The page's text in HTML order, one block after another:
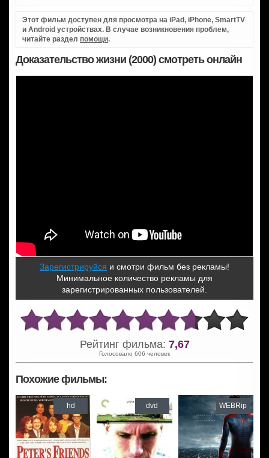
Этот фильм доступен для просмотра на iPad, iPhone, SmartTV
и Android устройствах. В случае возникновения проблем,
читайте раздел помощи.
Доказательство жизни (2000) смотреть онлайн
Зарегистрируйся и смотри фильм без рекламы!
Минимальное количество рекламы для
зарегистрированных пользователей.
Рейтинг фильма: 7,67
Голосовало 606 человек
Похожие фильмы:
hd dvd WEBRip